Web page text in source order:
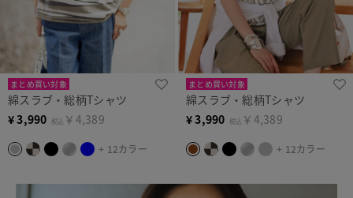
まとめ買い対象
綿スラブ・総柄Tシャツ
¥3,990 税込 ￥4,389
+ 12カラー
まとめ買い対象
綿スラブ・総柄Tシャツ
¥3,990 税込 ￥4,389
+ 12カラー